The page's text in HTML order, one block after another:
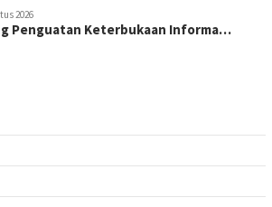
2026
Penguatan Keterbukaan Informa…